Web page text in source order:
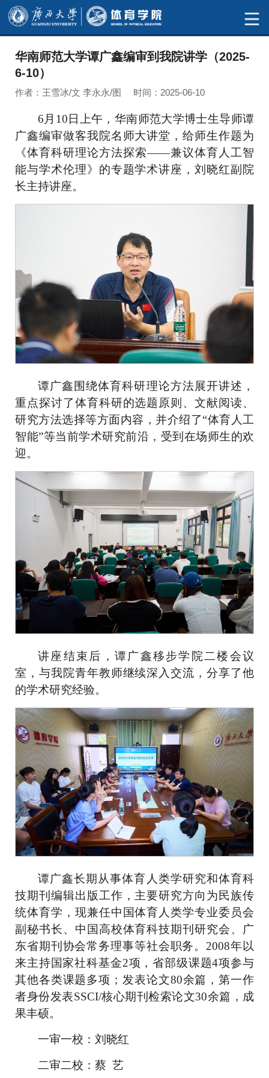
华南师范大学谭广鑫编审到我院讲学（2025-
6-10）
作者：王雪冰/文 李永永/图 时间：2025-06-10
6月10日 上午 ， 华南师范大学博士生导师谭
广鑫编审做客我院名师大讲堂，给师生作题为
《体育科研理论方法探索——兼议体育人工智
能与学术伦理》的专题学术讲座，刘晓红副院
长主持讲座。
谭广鑫 围绕体育科研理论方法展开讲述，
重点探讨了体育科研的选题原则、文献阅读、
研究方法选择等方面内容，并介绍了“体育人工
智能”等当前学术研究前沿，受到在场师生的欢
迎。
讲座结束后， 谭广鑫移步学院二楼会议
室，与我院青年教师继续深入交流，分享了他
的学术研究经验。
谭广鑫长期从事体育人类学研究和体育科
技期刊编辑出版工作，主要研究方向为民族传
统体育学，现兼任中国体育人类学专业委员会
副秘书长、中国高校体育科技期刊研究会、广
东省期刊协会常务理事等社会职务。2008年以
来主持国家社科基金2项，省部级课题4项参与
其他各类课题多项；发表论文80余篇，第一作
者身份发表SSCI/核心期刊检索论文30余篇，成
果丰硕。
一审一校：刘晓红
二审二校：蔡 艺